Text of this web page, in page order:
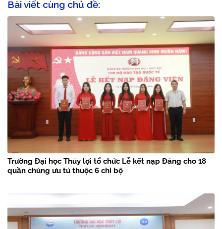
Bài viết cùng chủ đề:
Trường Đại học Thủy lợi tổ chức Lễ kết nạp Đảng cho 18
quần chúng ưu tú thuộc 6 chi bộ